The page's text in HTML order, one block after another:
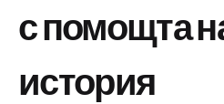
с помощта
история